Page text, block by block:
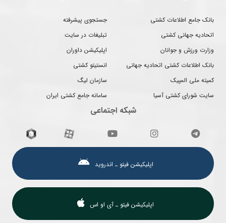
بانک جامع اطلاعات کشتی
اتحادیه جهانی کشتی
وزارت ورزش و جوانان
بانک اطلاعات کشتی اتحادیه جهانی
کمیته ملی المپیک
سایت شورای کشتی آسیا
جستجوی پیشرفته
تبلیغات در سایت
اپلیکیشن داوران
انستیتو کشتی
سازمان لیگ
سامانه جامع کشتی ایران
شبکه اجتماعی
اپلیکیشن فیتو ـ اندروید
اپلیکیشن فیتو ـ آی او اس